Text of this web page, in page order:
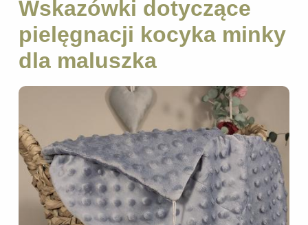
Wskazówki dotyczące
pielęgnacji kocyka minky
dla maluszka